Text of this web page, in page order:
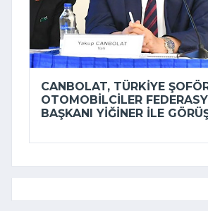
CANBOLAT, TÜRKIYE
OTOMOBILCILER
BAŞKANI YIĞINER ILE